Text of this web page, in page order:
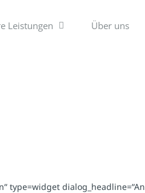
Leistungen Über uns
type=widget